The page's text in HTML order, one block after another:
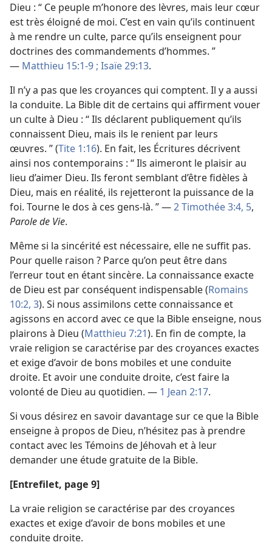
Dieu : “ Ce peuple m’honore des lèvres, mais leur cœur
est très éloigné de moi. C’est en vain qu’ils continuent
à me rendre un culte, parce qu’ils enseignent pour
doctrines des commandements d’hommes. ”
— Matthieu 15:1-9 ; Isaïe 29:13.
Il n’y a pas que les croyances qui comptent. Il y a aussi
la conduite. La Bible dit de certains qui affirment vouer
un culte à Dieu : “ Ils déclarent publiquement qu’ils
connaissent Dieu, mais ils le renient par leurs
œuvres. ” (Tite 1:16). En fait, les Écritures décrivent
ainsi nos contemporains : “ Ils aimeront le plaisir au
lieu d’aimer Dieu. Ils feront semblant d’être fidèles à
Dieu, mais en réalité, ils rejetteront la puissance de la
foi. Tourne le dos à ces gens-​là. ” —2 Timothée 3:4, 5,
Parole de Vie.
Même si la sincérité est nécessaire, elle ne suffit pas.
Pour quelle raison ? Parce qu’on peut être dans
l’erreur tout en étant sincère. La connaissance exacte
de Dieu est par conséquent indispensable (Romains
10:2, 3). Si nous assimilons cette connaissance et
agissons en accord avec ce que la Bible enseigne, nous
plairons à Dieu (Matthieu 7:21). En fin de compte, la
vraie religion se caractérise par des croyances exactes
et exige d’avoir de bons mobiles et une conduite
droite. Et avoir une conduite droite, c’est faire la
volonté de Dieu au quotidien. — 1 Jean 2:17.
Si vous désirez en savoir davantage sur ce que la Bible
enseigne à propos de Dieu, n’hésitez pas à prendre
contact avec les Témoins de Jéhovah et à leur
demander une étude gratuite de la Bible.
[Entrefilet, page 9]
La vraie religion se caractérise par des croyances
exactes et exige d’avoir de bons mobiles et une
conduite droite.